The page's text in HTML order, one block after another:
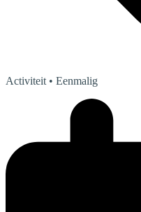
Activiteit • Eenmalig